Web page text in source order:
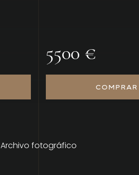
5500 €
COMPRAR
Archivo fotográfico